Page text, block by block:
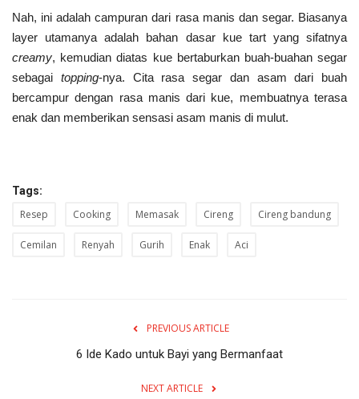
Nah, ini adalah campuran dari rasa manis dan segar. Biasanya
layer utamanya adalah bahan dasar kue tart yang sifatnya
creamy, kemudian diatas kue bertaburkan buah-buahan segar
sebagai topping-nya. Cita rasa segar dan asam dari buah
bercampur dengan rasa manis dari kue, membuatnya terasa
enak dan memberikan sensasi asam manis di mulut.
Tags:
Resep Cooking Memasak Cireng Cireng bandung
Cemilan Renyah Gurih Enak Aci
PREVIOUS ARTICLE
6 Ide Kado untuk Bayi yang Bermanfaat
NEXT ARTICLE